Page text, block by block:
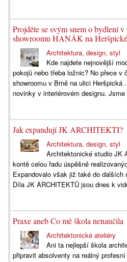
Projděte se svým snem o bydlení v
showroomu HANÁK na Heršpické
Architektura, design, styl
Kde najdete nejnovější
pokojů nebo třeba ložnic? No přece v
showroomu v Brně na ulici Heršpická
novinky v interiérovém designu.
Jak expandují JK ARCHITEKTI?
Architektura, design, styl
Architektonické studio JK
kontě celou řadu úspěšně
Expandovalo však již také do
Díla JK ARCHITEKTŮ jsou dnes k
Praxe aneb Co mě škola nenaučila
Architektonické ateliéry
Ani ta nejlepší škola
připravit absolventy na reálný